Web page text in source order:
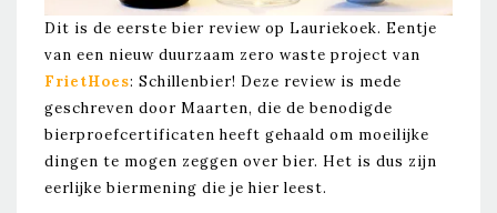
Dit is de eerste bier review op Lauriekoek. Eentje
van een nieuw duurzaam zero waste project van
FrietHoes: Schillenbier! Deze review is mede
geschreven door Maarten, die de benodigde
bierproefcertificaten heeft gehaald om moeilijke
dingen te mogen zeggen over bier. Het is dus zijn
eerlijke biermening die je hier leest.